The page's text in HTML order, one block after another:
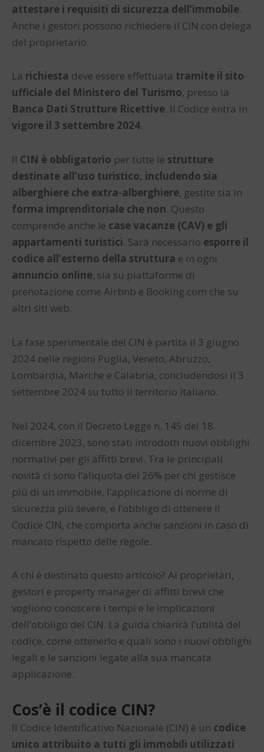
attestare i requisiti di sicurezza dell’immobile.
Anche i gestori possono richiedere il CIN con delega
del proprietario.
La richiesta deve essere effettuata tramite il sito
ufficiale del Ministero del Turismo, presso la
Banca Dati Strutture Ricettive. Il Codice entra in
vigore il 3 settembre 2024.
Il CIN è obbligatorio per tutte le strutture
destinate all’uso turistico, includendo sia
alberghiere che extra-alberghiere, gestite sia in
forma imprenditoriale che non. Questo
comprende anche le case vacanze (CAV) e gli
appartamenti turistici. Sarà necessario esporre il
codice all’esterno della struttura e in ogni
annuncio online, sia su piattaforme di
prenotazione come Airbnb e Booking.com che su
altri siti web.
La fase sperimentale del CIN è partita il 3 giugno
2024 nelle regioni Puglia, Veneto, Abruzzo,
Lombardia, Marche e Calabria, concludendosi il 3
settembre 2024 su tutto il territorio italiano.
Nel 2024, con il Decreto Legge n. 145 del 18
dicembre 2023, sono stati introdotti nuovi obblighi
normativi per gli affitti brevi. Tra le principali
novità ci sono l’aliquota del 26% per chi gestisce
più di un immobile, l’applicazione di norme di
sicurezza più severe, e l’obbligo di ottenere il
Codice CIN, che comporta anche sanzioni in caso di
mancato rispetto delle regole.
A chi è destinato questo articolo? Ai proprietari,
gestori e property manager di affitti brevi che
vogliono conoscere i tempi e le implicazioni
dell’obbligo del CIN. La guida chiarirà l’utilità del
codice, come ottenerlo e quali sono i nuovi obblighi
legali e le sanzioni legate alla sua mancata
applicazione.
Cos’è il codice CIN?
Il Codice Identificativo Nazionale (CIN) è un codice
unico attribuito a tutti gli immobili utilizzati